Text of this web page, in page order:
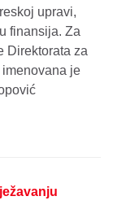
upravi,
finansija. Za
Direktorata za
je